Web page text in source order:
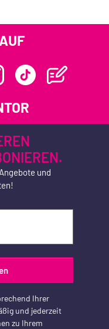
und
Ihrer
und jederzeit
zu Ihrem